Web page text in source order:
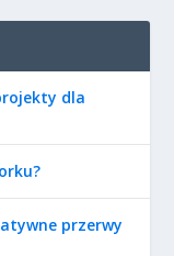
dla
przerwy